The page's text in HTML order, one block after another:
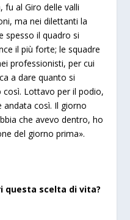
fu al Giro delle valli
ma nei dilettanti la
spesso il quadro si
il più forte; le squadre
professionisti, per cui
a dare quanto si
così. Lottavo per il podio,
così. Il giorno
che avevo dentro, ho
del giorno prima».
questa scelta di vita?